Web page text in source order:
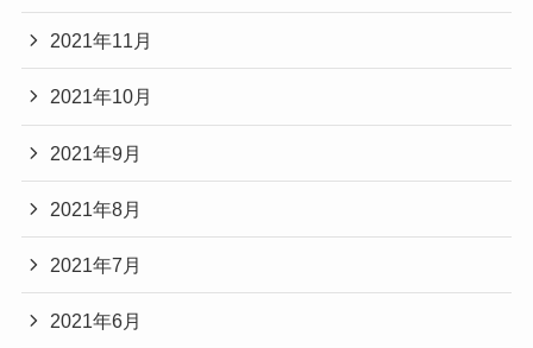
2021年11月
2021年10月
2021年9月
2021年8月
2021年7月
2021年6月